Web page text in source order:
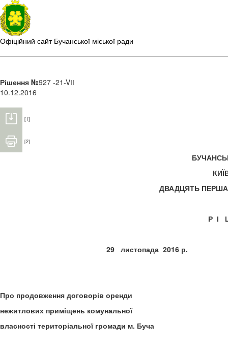
Офіційний сайт Бучанської міської ради
Рішення №927 -21-VІІ
10.12.2016
[1]
[2]
ДВАДЦЯТЬ
Р
29 листопада
Про продовження договорів оренди
нежитлових приміщень комунальної
власності територіальної громади м. Буча